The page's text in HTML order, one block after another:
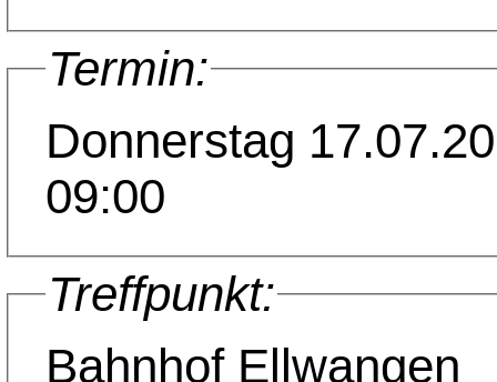
Termin:
Donnerstag
09:00
Treffpunkt:
Bahnhof Ellwangen